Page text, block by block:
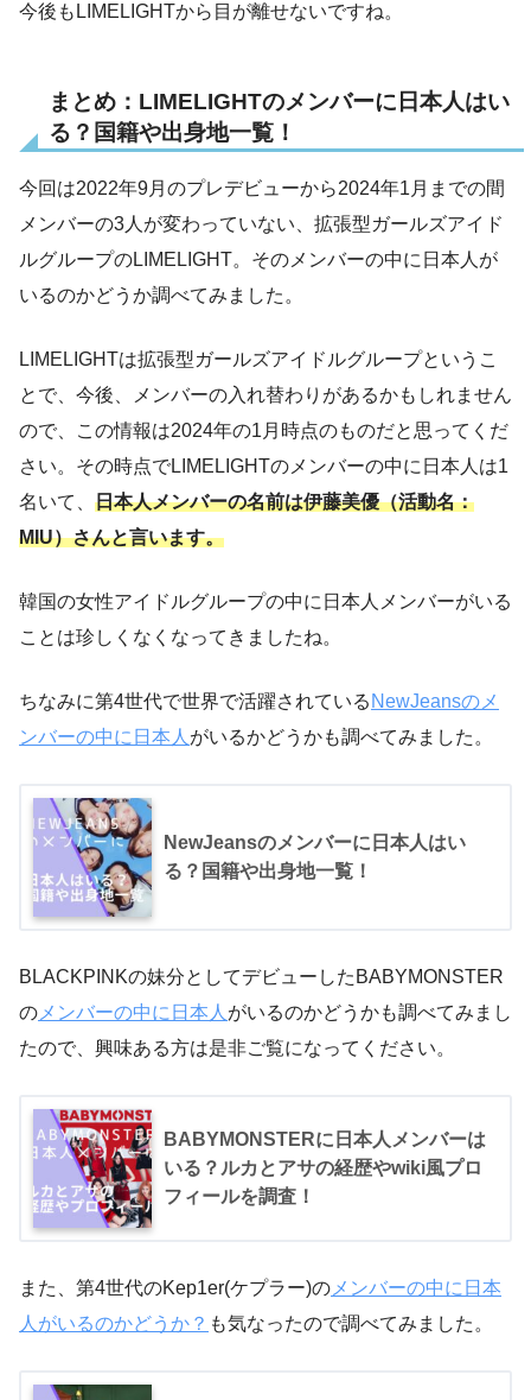
今後もLIMELIGHTから目が離せないですね。
まとめ：LIMELIGHTのメンバーに日本人はい
る？国籍や出身地一覧！
今回は2022年9月のプレデビューから2024年1月までの間
メンバーの3人が変わっていない、拡張型ガールズアイド
ルグループのLIMELIGHT。そのメンバーの中に日本人が
いるのかどうか調べてみました。
LIMELIGHTは拡張型ガールズアイドルグループというこ
とで、今後、メンバーの入れ替わりがあるかもしれません
ので、この情報は2024年の1月時点のものだと思ってくだ
さい。その時点でLIMELIGHTのメンバーの中に日本人は1
名いて、 日本人メンバーの名前は伊藤美優（活動名：
MIU）さんと言います。
韓国の女性アイドルグループの中に日本人メンバーがいる
ことは珍しくなくなってきましたね。
ちなみに第4世代で世界で活躍されている NewJeansのメ
ンバーの中に日本人 がいるかどうかも調べてみました。
NewJeansのメンバーに日本人はい
る？国籍や出身地一覧！
BLACKPINKの妹分としてデビューしたBABYMONSTER
の メンバーの中に日本人 がいるのかどうかも調べてみまし
たので、興味ある方は是非ご覧になってください。
BABYMONSTERに日本人メンバーは
いる？ルカとアサの経歴やwiki風プロ
フィールを調査！
また、第4世代のKep1er(ケプラー)の メンバーの中に日本
人がいるのかどうか？ も気なったので調べてみました。